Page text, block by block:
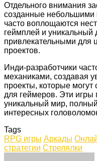
Отдельного внимания
созданные небольшими
часто воплощаются
геймплей и уникальный
привлекательными для
проектов.
Инди-разработчики
механиками, создавая
проекты, которые
для геймеров. Эти игры
уникальный мир,
интересных
Tags
RPG игры Аркады
стратегии Стрелялки